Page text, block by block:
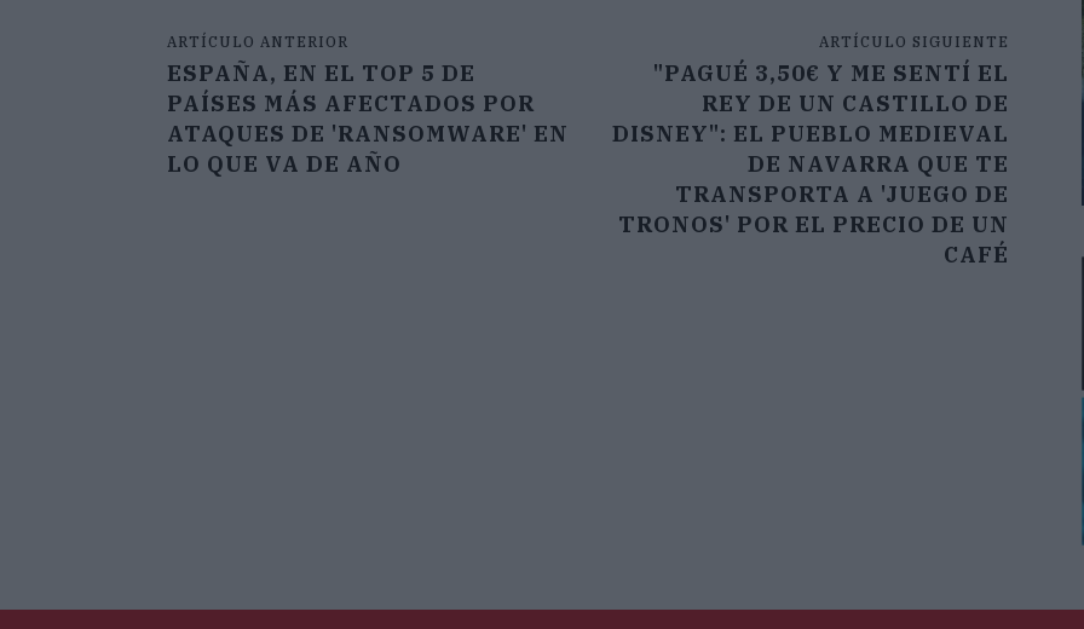
ARTÍCULO ANTERIOR
ESPAÑA, EN EL TOP 5 DE
PAÍSES MÁS AFECTADOS POR
ATAQUES DE 'RANSOMWARE' EN
LO QUE VA DE AÑO
ARTÍCULO SIGUIENTE
"PAGUÉ 3,50€ Y ME SENTÍ EL
REY DE UN CASTILLO DE
DISNEY": EL PUEBLO MEDIEVAL
DE NAVARRA QUE TE
TRANSPORTA A 'JUEGO DE
TRONOS' POR EL PRECIO DE UN
CAFÉ